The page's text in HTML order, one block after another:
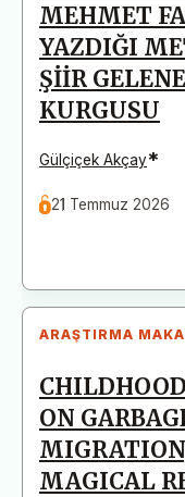
MEHMET
YAZDIĞI
ŞİİR
KURGUSU
Gülçiçek Akçay*
21 Temmuz 2026
ARAŞTIRMA
ON
MAGICAL